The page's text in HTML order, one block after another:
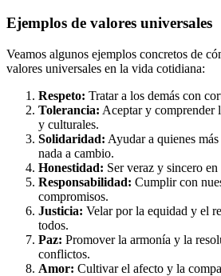
Ejemplos de valores universales
Veamos algunos ejemplos concretos de
valores universales en la vida cotidiana:
Respeto: Tratar a los demás con
Tolerancia: Aceptar y comprender
y culturales.
Solidaridad: Ayudar a quienes
nada a cambio.
Honestidad: Ser veraz y sincero en
Responsabilidad: Cumplir con
compromisos.
Justicia: Velar por la equidad y el
todos.
Paz: Promover la armonía y la
conflictos.
Amor: Cultivar el afecto y la